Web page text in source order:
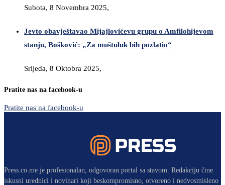
Subota, 8 Novembra 2025,
Jevto obavještavao Mijajlovićevu grupu o Amfilohijevom
stanju, Bošković: „Za muštuluk bih pozlatio“
Srijeda, 8 Oktobra 2025,
Pratite nas na facebook-u
Pratite nas na facebook-u
Press.co.me je profesionalan, odgovoran portal sa stavom. Redakciju čine
iskusni urednici i novinari koji beskompromisno, otvoreno i nedvosmisleno